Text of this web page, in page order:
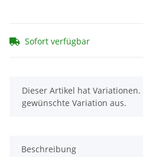
Sofort verfügbar
x
Dieser Artikel hat
gewünschte Variation aus.
Beschreibung